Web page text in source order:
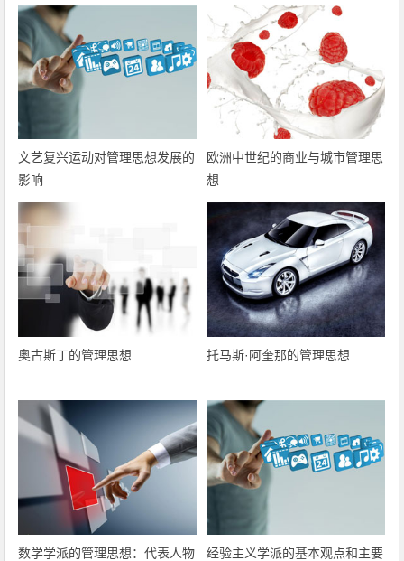
文艺复兴运动对管理思想发展的
影响
欧洲中世纪的商业与城市管理思
想
奥古斯丁的管理思想 托马斯·阿奎那的管理思想
数学学派的管理思想：代表人物
经验主义学派的基本观点和主要